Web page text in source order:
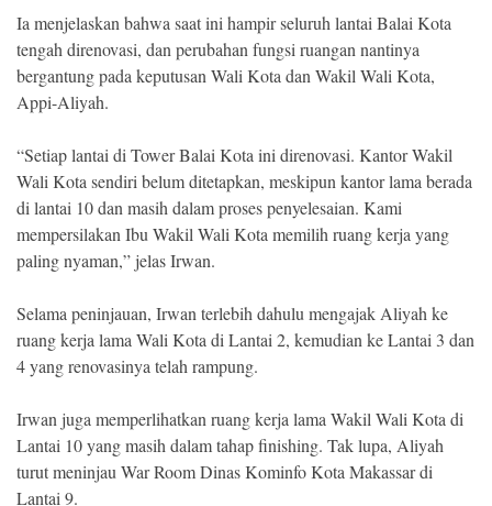
Ia menjelaskan bahwa saat ini hampir seluruh lantai Balai Kota
tengah direnovasi, dan perubahan fungsi ruangan nantinya
bergantung pada keputusan Wali Kota dan Wakil Wali Kota,
Appi-Aliyah.
“Setiap lantai di Tower Balai Kota ini direnovasi. Kantor Wakil
Wali Kota sendiri belum ditetapkan, meskipun kantor lama berada
di lantai 10 dan masih dalam proses penyelesaian. Kami
mempersilakan Ibu Wakil Wali Kota memilih ruang kerja yang
paling nyaman,” jelas Irwan.
Selama peninjauan, Irwan terlebih dahulu mengajak Aliyah ke
ruang kerja lama Wali Kota di Lantai 2, kemudian ke Lantai 3 dan
4 yang renovasinya telah rampung.
Irwan juga memperlihatkan ruang kerja lama Wakil Wali Kota di
Lantai 10 yang masih dalam tahap finishing. Tak lupa, Aliyah
turut meninjau War Room Dinas Kominfo Kota Makassar di
Lantai 9.